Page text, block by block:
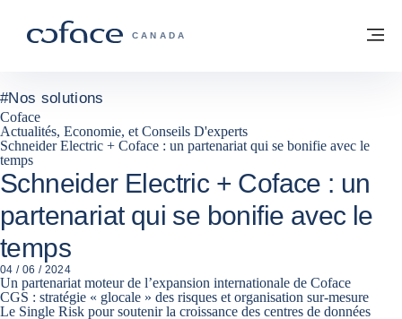
COFACE, FOR TRADE - PAGE
CANADA
Retour à la page d'accueil
#Nos solutions
Coface
Actualités, Economie, et Conseils D'experts
Schneider Electric + Coface : un partenariat qui se bonifie avec le
temps
Schneider Electric + Coface : un
partenariat qui se bonifie avec le
temps
04 / 06 / 2024
Un partenariat moteur de l’expansion internationale de Coface
CGS : stratégie « glocale » des risques et organisation sur-mesure
Le Single Risk pour soutenir la croissance des centres de données